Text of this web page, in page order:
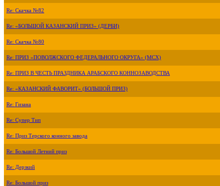
Re: Скачка №82
Re: «БОЛЬШОЙ КАЗАНСКИЙ ПРИЗ» (ДЕРБИ)
Re: Скачка №80
Re: ПРИЗ «ПОВОЛЖСКОГО ФЕДЕРАЛЬНОГО ОКРУГА» (МСХ)
Re: ПРИЗ В ЧЕСТЬ ПРАЗДНИКА АРАБСКОГО КОННОЗАВОДСТВА
Re: «КАЗАНСКИЙ ФАВОРИТ» (БОЛЬШОЙ ПРИЗ)
Re: Гизана
Re: Супер Тип
Re: Приз Терского конного завода
Re: Большой Летний приз
Re: Дерзкий
Re: Большой приз